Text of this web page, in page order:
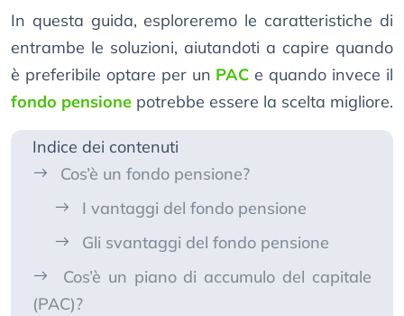
In questa guida, esploreremo le caratteristiche di
entrambe le soluzioni, aiutandoti a capire quando
è preferibile optare per un PAC e quando invece il
fondo pensione potrebbe essere la scelta migliore.
Indice dei contenuti
Cos’è un fondo pensione?
I vantaggi del fondo pensione
Gli svantaggi del fondo pensione
Cos’è un piano di accumulo del capitale
(PAC)?